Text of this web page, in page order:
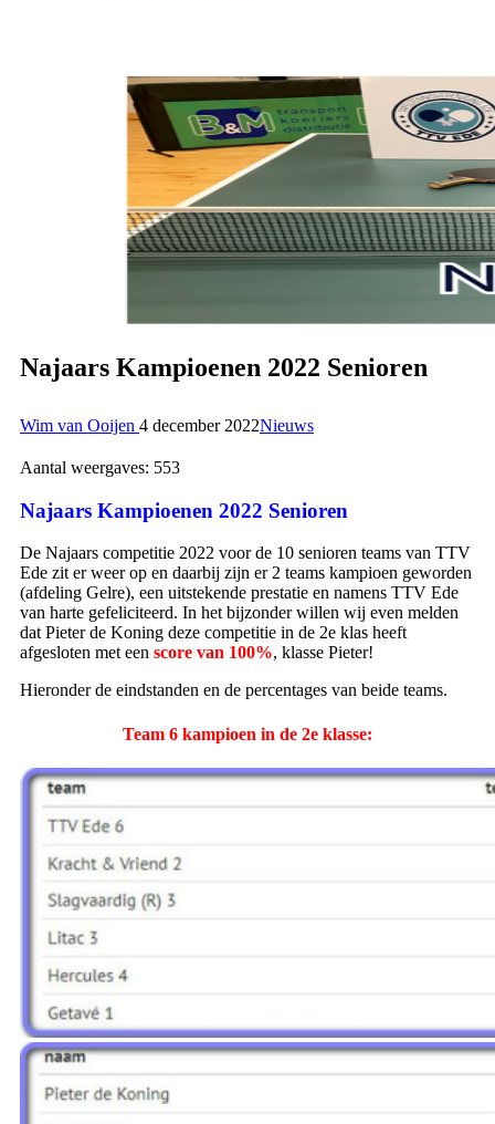
Najaars Kampioenen 2022 Senioren
Wim van Ooijen 4 december 2022Nieuws
Aantal weergaves: 553
Najaars Kampioenen 2022 Senioren
De Najaars competitie 2022 voor de 10 senioren teams van TTV
Ede zit er weer op en daarbij zijn er 2 teams kampioen geworden
(afdeling Gelre), een uitstekende prestatie en namens TTV Ede
van harte gefeliciteerd. In het bijzonder willen wij even melden
dat Pieter de Koning deze competitie in de 2e klas heeft
afgesloten met een score van 100%, klasse Pieter!
Hieronder de eindstanden en de percentages van beide teams.
Team 6 kampioen in de 2e klasse: